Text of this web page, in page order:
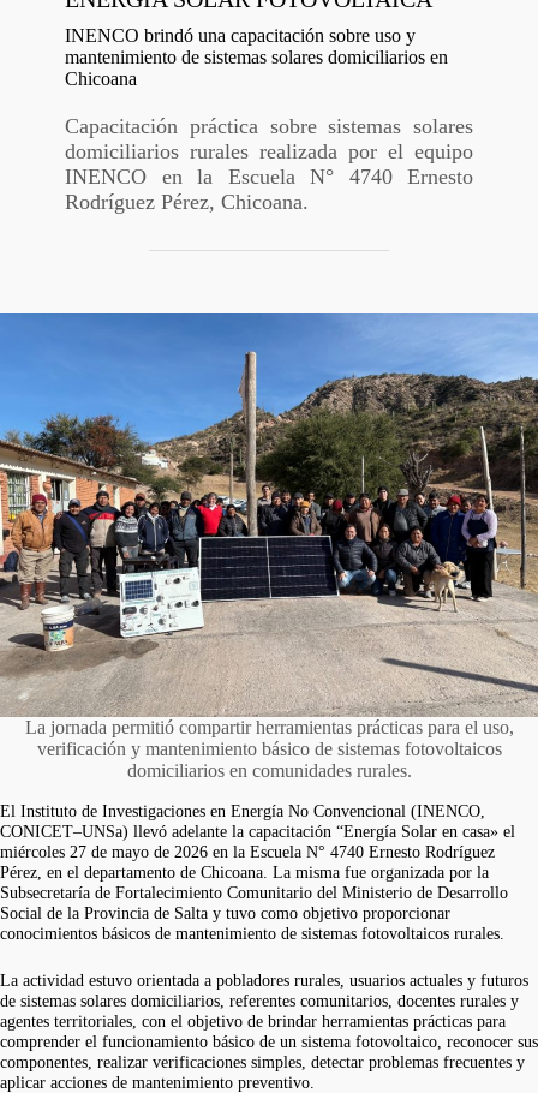
INENCO brindó una capacitación sobre uso y
mantenimiento de sistemas solares domiciliarios en
Chicoana
Capacitación práctica sobre sistemas solares
domiciliarios rurales realizada por el equipo
INENCO en la Escuela N° 4740 Ernesto
Rodríguez Pérez, Chicoana.
La jornada permitió compartir herramientas prácticas para el uso,
verificación y mantenimiento básico de sistemas fotovoltaicos
domiciliarios en comunidades rurales.
El Instituto de Investigaciones en Energía No Convencional (INENCO,
CONICET–UNSa) llevó adelante la capacitación “Energía Solar en casa» el
miércoles 27 de mayo de 2026 en la Escuela N° 4740 Ernesto Rodríguez
Pérez, en el departamento de Chicoana. La misma fue organizada por la
Subsecretaría de Fortalecimiento Comunitario del Ministerio de Desarrollo
Social de la Provincia de Salta y tuvo como objetivo proporcionar
conocimientos básicos de mantenimiento de sistemas fotovoltaicos rurales.
La actividad estuvo orientada a pobladores rurales, usuarios actuales y futuros
de sistemas solares domiciliarios, referentes comunitarios, docentes rurales y
agentes territoriales, con el objetivo de brindar herramientas prácticas para
comprender el funcionamiento básico de un sistema fotovoltaico, reconocer sus
componentes, realizar verificaciones simples, detectar problemas frecuentes y
aplicar acciones de mantenimiento preventivo.